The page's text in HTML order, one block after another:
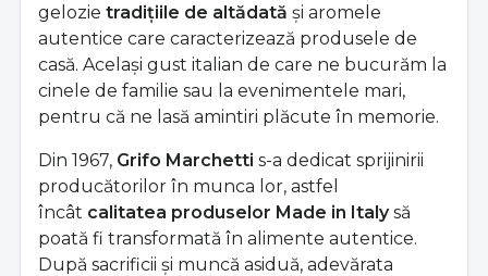
gelozie tradițiile de altădată și aromele
autentice care caracterizează produsele de
casă. Același gust italian de care ne bucurăm la
cinele de familie sau la evenimentele mari,
pentru că ne lasă amintiri plăcute în memorie.
Din 1967, Grifo Marchetti s-a dedicat sprijinirii
producătorilor în munca lor, astfel
încât calitatea produselor Made in Italysă
poată fi transformată în alimente autentice.
După sacrificii și muncă asiduă, adevărata